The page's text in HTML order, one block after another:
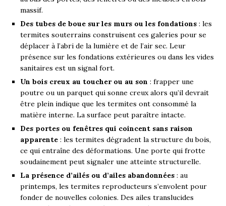
massif.
Des tubes de boue sur les murs ou les fondations : les
termites souterrains construisent ces galeries pour se
déplacer à l’abri de la lumière et de l’air sec. Leur
présence sur les fondations extérieures ou dans les vides
sanitaires est un signal fort.
Un bois creux au toucher ou au son : frapper une
poutre ou un parquet qui sonne creux alors qu’il devrait
être plein indique que les termites ont consommé la
matière interne. La surface peut paraître intacte.
Des portes ou fenêtres qui coincent sans raison
apparente : les termites dégradent la structure du bois,
ce qui entraîne des déformations. Une porte qui frotte
soudainement peut signaler une atteinte structurelle.
La présence d’ailés ou d’ailes abandonnées : au
printemps, les termites reproducteurs s’envolent pour
fonder de nouvelles colonies. Des ailes translucides